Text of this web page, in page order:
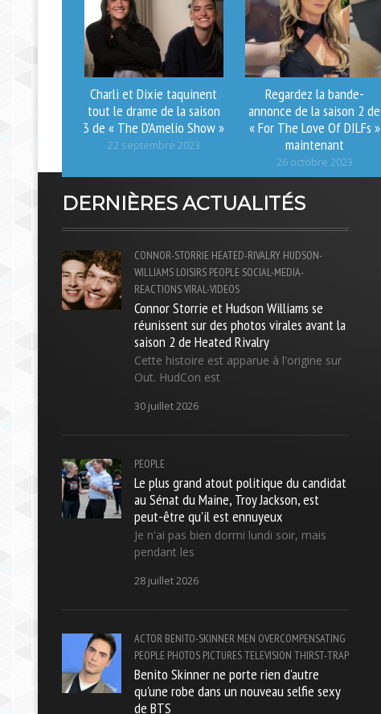
Charli et Dixie taquinent
tout le drame de la saison
3 de « The D’Amelio Show »
22 septembre 2023
Regardez la bande-
annonce de la saison 2 de
« For The Love Of DILFs »
maintenant
26 octobre 2023
DERNIÈRES ACTUALITÉS
CONNOR-STORRIE HEATED-RIVALRY HUDSON-
WILLIAMS LOISIRS PEOPLE SOCIAL-MEDIA-
REACTIONSVIRAL-VIDEOS
Connor Storrie et Hudson Williams se
réunissent sur des photos virales avant la
saison 2 de Heated Rivalry
Cette histoire est apparue à l'origine sur
Out. HudCon est
30 juillet 2026
PEOPLE
Le plus grand atout politique du candidat
au Sénat du Maine, Troy Jackson, est
peut-être qu'il est ennuyeux
Je n'ai pas bien dormi lundi soir, mais
pendant les
28 juillet 2026
ACTOR BENITO-SKINNER MEN OVERCOMPENSATING
PEOPLE PHOTOS PICTURESTELEVISION THIRST-TRAP
Benito Skinner ne porte rien d'autre
qu'une robe dans un nouveau selfie sexy
de BTS